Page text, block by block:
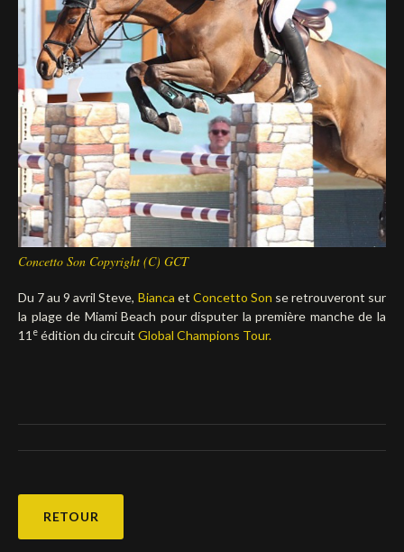
Deutsch
Concetto Son Copyright (C) GCT
Du 7 au 9 avril Steve, Bianca et Concetto Son se retrouveront sur
la plage de Miami Beach pour disputer la première manche de la
11 e édition du circuit Global Champions Tour.
RETOUR